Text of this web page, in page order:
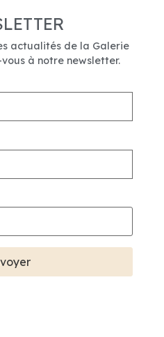
actualités de la Galerie
à notre newsletter.